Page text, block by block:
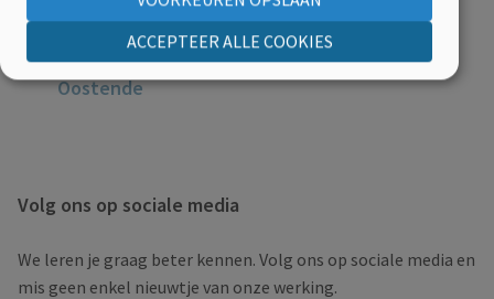
Bingo-namiddag
OC De Schelpe: Elisabethlaan 32, 8400
Oostende
Volg ons op sociale media
We leren je graag beter kennen. Volg ons op sociale media en
mis geen enkel nieuwtje van onze werking.
ACCEPTEER ALLE COOKIES